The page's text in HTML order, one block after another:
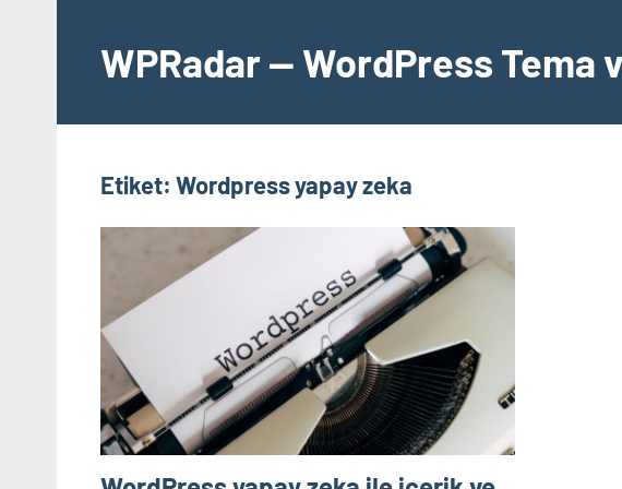
WPRadar — WordPress Tema
Etiket: Wordpress yapay zeka